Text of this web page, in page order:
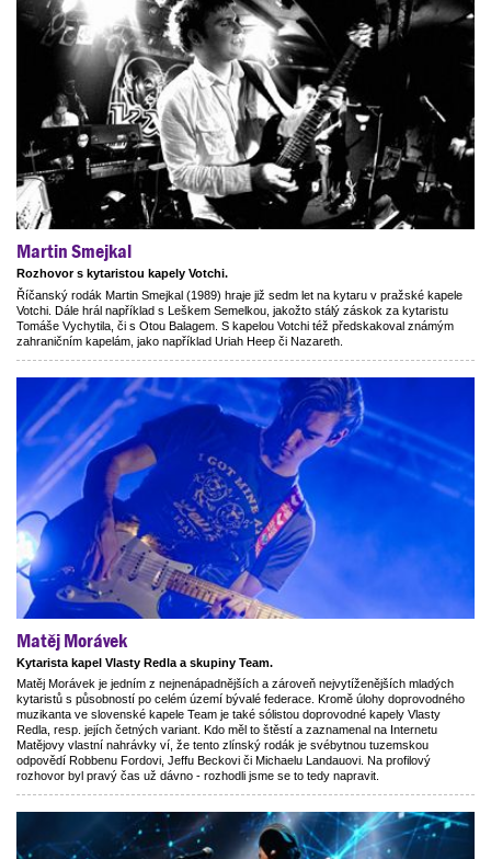
Martin Smejkal
Rozhovor s kytaristou kapely Votchi.
Říčanský rodák Martin Smejkal (1989) hraje již sedm let na kytaru v pražské kapele
Votchi. Dále hrál například s Leškem Semelkou, jakožto stálý záskok za kytaristu
Tomáše Vychytila, či s Otou Balagem. S kapelou Votchi též předskakoval známým
zahraničním kapelám, jako například Uriah Heep či Nazareth.
Matěj Morávek
Kytarista kapel Vlasty Redla a skupiny Team.
Matěj Morávek je jedním z nejnenápadnějších a zároveň nejvytíženějších mladých
kytaristů s působností po celém území bývalé federace. Kromě úlohy doprovodného
muzikanta ve slovenské kapele Team je také sólistou doprovodné kapely Vlasty
Redla, resp. jejích četných variant. Kdo měl to štěstí a zaznamenal na Internetu
Matějovy vlastní nahrávky ví, že tento zlínský rodák je svébytnou tuzemskou
odpovědí Robbenu Fordovi, Jeffu Beckovi či Michaelu Landauovi. Na profilový
rozhovor byl pravý čas už dávno - rozhodli jsme se to tedy napravit.